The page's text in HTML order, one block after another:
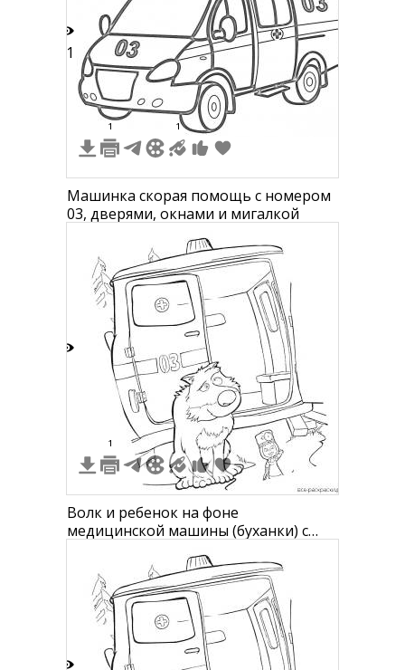
11
1 1
Машинка скорая помощь с номером
03, дверями, окнами и мигалкой
1
Волк и ребенок на фоне
медицинской машины (буханки) с